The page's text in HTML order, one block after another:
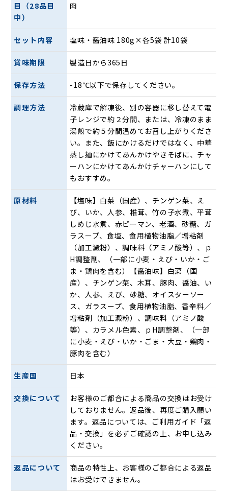
海鮮のうまみがたっぷりしみた野菜が美味しい。やさしいあ
っさりとした味でご飯が進みます。
【コクうま醤油味】
豚肉を使用し、オイスターソースでコクのある仕上がりに。
ぷりぷりのエビ、イカとたっぷり野菜がうれしい。
温めるだけで簡単にお召し上がりいただける
調理方法は電子レンジや湯せんで温めるだけ。どなたでも手
軽に美味しくお召し上がりいただけます。
ごはんにかけて中華丼にするのはもちろん、固焼きにしたや
きそばにかけて、あんかけチャーハンとして、から揚げや焼
いたお魚にかけても美味しく召し上がれます。
これ一品でアレンジ自在。冷凍庫にストックしておくと重宝
鉄板中華「青山シャンウェイ」の佐々木シェフ
2004年5月に青山にオープンした人気店「青山シャンウェ
長年、老舗中華店で修業してきた佐々木シェフは「目の前で
食材が躍る楽しさ、弾ける香り、美味しさを家庭的にご提供
できたら」と語ります。
目（28品目
中）
肉
セット内容 塩味・醤油味 180g×各5袋 計10袋
賞味期限 製造日から365日
保存方法 -18℃以下で保存してください。
調理方法
冷蔵庫で解凍後、別の容器に移し替えて電
子レンジで約２分間、または、冷凍のまま
湯煎で約５分間温めてお召し上がりくださ
い。また、飯にかけるだけではなく、中華
蒸し麺にかけてあんかけやきそばに、チャ
ーハンにかけてあんかけチャーハンにして
もおすすめ。
原材料
【塩味】白菜（国産）、チンゲン菜、え
び、いか、人参、椎茸、竹の子水煮、平茸
しめじ水煮、赤ピーマン、老酒、砂糖、ガ
ラスープ、食塩、食用植物油脂／増粘剤
（加工澱粉）、調味料（アミノ酸等）、ｐ
H調整剤、（一部に小麦・えび・いか・ご
ま・鶏肉を含む）【醤油味】白菜（国
産）、チンゲン菜、木耳、豚肉、醤油、い
か、人参、えび、砂糖、オイスターソー
ス、ガラスープ、食用植物油脂、香辛料／
増粘剤（加工澱粉）、調味料（アミノ酸
等）、カラメル色素、ｐH調整剤、（一部
に小麦・えび・いか・ごま・大豆・鶏肉・
豚肉を含む）
生産国 日本
交換について
お客様のご都合による商品の交換はお受け
しておりません。返品後、再度ご購入願い
ます。返品については、ご利用ガイド「返
品・交換」を必ずご確認の上、お申し込み
ください。
返品について
商品の特性上、お客様のご都合による返品
はお受けできません。